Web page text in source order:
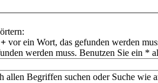
+ vor ein Wort, das gefunden werden
werden muss. Benutzen Sie ein *
allen Begriffen suchen oder Suche wie